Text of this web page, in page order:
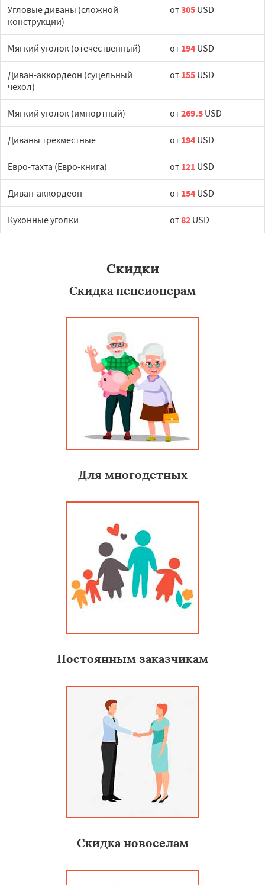
Угловые диваны (сложной
конструкции)
от305 USD
Мягкий уголок (отечественный) от 194 USD
Диван-аккордеон (суцельный
чехол)
от 155 USD
Мягкий уголок (импортный) от269.5 USD
Диваны трехместные от 194 USD
Евро-тахта (Евро-книга) от 121 USD
Диван-аккордеон от 154 USD
Кухонные уголки от82 USD
Скидки
Скидка пенсионерам
Для многодетных
Постоянным заказчикам
Скидка новоселам